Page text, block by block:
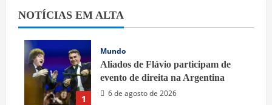
NOTÍCIAS EM ALTA
1
Mundo
Aliados de Flávio participam de
evento de direita na Argentina
6 de agosto de 2026